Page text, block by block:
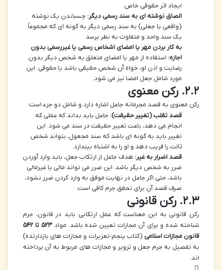
ایجاد اثر حقوقی خاص.
الصاق نوشته ای به سند رسمی دیگر: چسباندن یک نوشته
(واقعی یا جعلی) به سند رسمی دیگر به گونه ای که مجموعاً
یک سند واحد و متفاوت به نظر برسد.
به کار بردن مهر یا امضای اشخاص رسمی یا غیررسمی بدون
اجازه: استفاده از مهر یا امضای متعلق به شخص دیگر بدون
رضایت و اذن او، خواه آن شخص حقیقی باشد یا حقوقی. این
مورد شامل جعل امضا نیز می شود.
۲.۲. رکن معنوی
رکن معنوی به قصد مجرمانه جاعل اشاره دارد و شامل دو جزء است:
قصد تقلب (تغییر حقیقت): جاعل باید بداند که عملی که
انجام می دهد، باعث تغییر حقیقت در سند می شود. این
تغییر باید به گونه ای باشد که سند مجعول، بتواند شخص
ثالث را فریب دهد و او را به اشتباه بیندازد.
قصد اضرار به غیر: هدف جاعل از ارتکاب جعل، باید وارد آوردن
ضرر به شخص دیگر باشد. این ضرر می تواند مالی یا غیرمالی
باشد، حتی اگر جاعل در نهایت موفق به وارد کردن ضرر نشود،
صرف قصد آن برای تحقق جرم کافی است.
۲.۳. رکن قانونی
رکن قانونی به این معناست که عمل ارتکابی باید در قانون، جرم
شناخته شده و برای آن مجازات تعیین شده باشد. مواد
۵۲۳ تا ۵۴۲
قانون مجازات اسلامی (کتاب پنجم-تعزیرات و مجازات های بازدارنده)
به تفصیل به جرم جعل و تزویر و مجازات های مربوط به آن پرداخته
اند.